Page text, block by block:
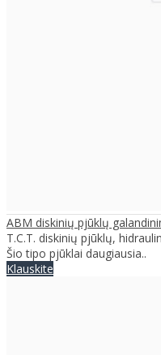
ABM diskinių pjūklų
T.C.T. diskinių pjūklų,
Šio tipo pjūklai daugiausia..
Klauskite